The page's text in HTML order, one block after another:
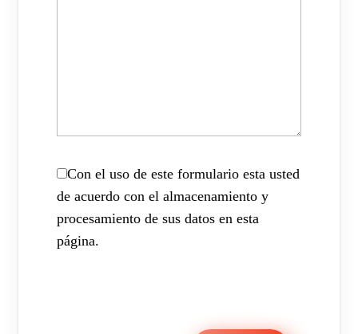
Con el uso de este formulario esta usted
de acuerdo con el almacenamiento y
procesamiento de sus datos en esta
página.